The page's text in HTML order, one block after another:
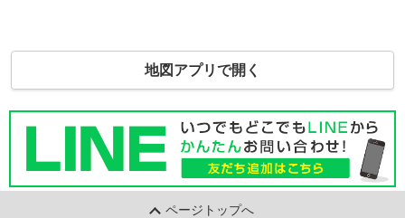
地図アプリで開く
ページトップへ